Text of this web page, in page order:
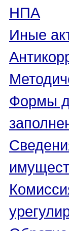
НПА
Иные
Формы